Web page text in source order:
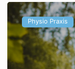
Physio Praxis